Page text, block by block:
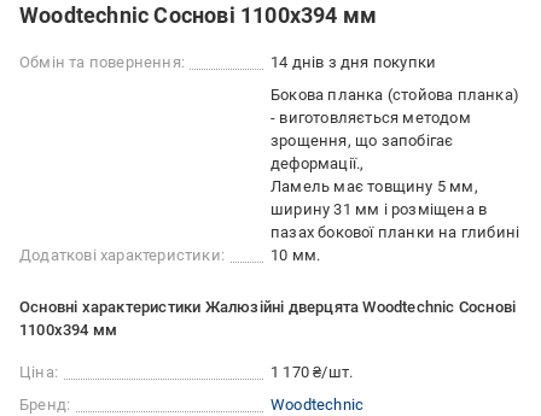
Woodtechnic Соснові 1100х394 мм
Обмін та повернення: 14 днів з дня покупки
Додаткові характеристики:
Бокова планка (стойова планка)
- виготовляється методом
зрощення, що запобігає
деформації.
Ламель має товщину 5 мм,
ширину 31 мм і розміщена в
пазах бокової планки на глибині
10 мм.
Основні характеристики Жалюзійні дверцята Woodtechnic Соснові
1100х394 мм
Ціна:
1 170 ₴/шт.
Бренд:
Woodtechnic